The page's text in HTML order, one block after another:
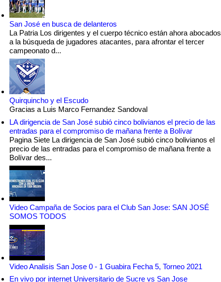
San José en busca de delanteros
La Patria Los dirigentes y el cuerpo técnico están ahora abocados
a la búsqueda de jugadores atacantes, para afrontar el tercer
campeonato d...
Quirquincho y el Escudo
Gracias a Luis Marco Fernandez Sandoval
LA dirigencia de San José subió cinco bolivianos el precio de las
entradas para el compromiso de mañana frente a Bolívar
Pagina Siete La dirigencia de San José subió cinco bolivianos el
precio de las entradas para el compromiso de mañana frente a
Bolívar des...
Video Campaña de Socios para el Club San Jose: SAN JOSÉ
SOMOS TODOS
Video Analisis San Jose 0 - 1 Guabira Fecha 5, Torneo 2021
En vivo por internet Universitario de Sucre vs San Jose